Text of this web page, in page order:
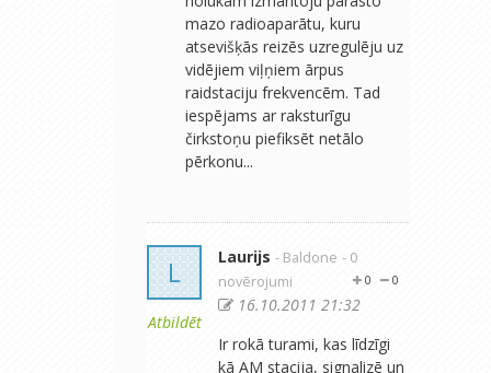
mazo radioaparātu, kuru
atsevišķās reizēs uzregulēju uz
vidējiem viļņiem ārpus
raidstaciju frekvencēm. Tad
iespējams ar raksturīgu
čirkstoņu piefiksēt netālo
pērkonu...
L
Atbildēt
Laurijs - Baldone - 0
novērojumi
0
0
16.10.2011 21:32
Ir rokā turami, kas līdzīgi
kā AM stacija, signalizē un